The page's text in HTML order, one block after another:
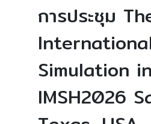
การประชุม
Simulation
IMSH2026